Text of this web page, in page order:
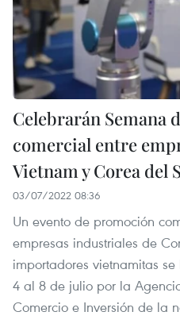
Celebrarán Semana
comercial entre
Vietnam y Corea del
03/07/2022 08:36
Un evento de promoción
empresas industriales de
importadores vietnamitas
4 al 8 de julio por la
Comercio e Inversión de la